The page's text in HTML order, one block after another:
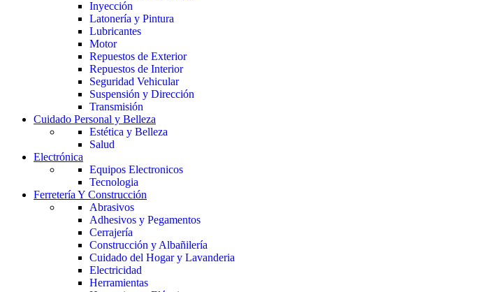
Inyección
Latonería y Pintura
Lubricantes
Motor
Repuestos de Exterior
Repuestos de Interior
Seguridad Vehicular
Suspensión y Dirección
Transmisión
Cuidado Personal y Belleza
Estética y Belleza
Salud
Electrónica
Equipos Electronicos
Tecnologia
Ferretería Y Construcción
Abrasivos
Adhesivos y Pegamentos
Cerrajería
Construcción y Albañilería
Cuidado del Hogar y Lavanderia
Electricidad
Herramientas